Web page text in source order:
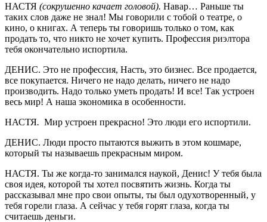
НАСТЯ (сокрушенно качает головой). Навар… Раньше ты
таких слов даже не знал! Мы говорили с тобой о театре, о
кино, о книгах. А теперь ты говоришь только о том, как
продать то, что никто не хочет купить. Профессия риэлтора
тебя окончательно испортила.
ДЕНИС. Это не профессия, Насть, это бизнес. Все продается,
все покупается. Ничего не надо делать, ничего не надо
производить. Надо только уметь продать! И все! Так устроен
весь мир! А наша экономика в особенности.
НАСТЯ. Мир устроен прекрасно! Это люди его испортили.
ДЕНИС. Люди просто пытаются выжить в этом кошмаре,
который ты называешь прекрасным миром.
НАСТЯ. Ты же когда-то занимался наукой, Денис! У тебя была
своя идея, которой ты хотел посвятить жизнь. Когда ты
рассказывал мне про свои опыты, ты был одухотворенный, у
тебя горели глаза. А сейчас у тебя горят глаза, когда ты
считаешь деньги.